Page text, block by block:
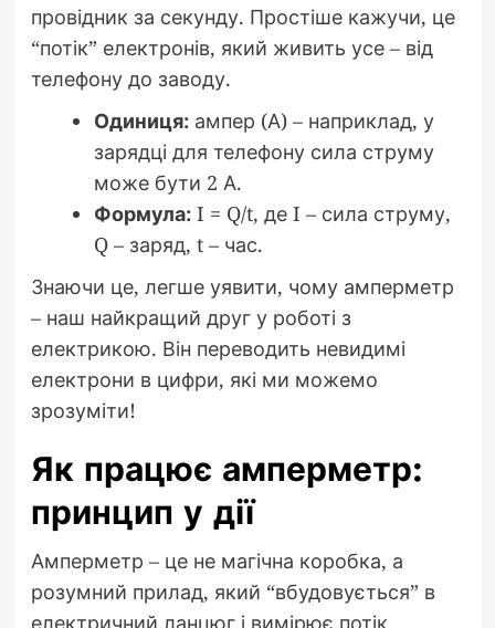
провідник за секунду. Простіше кажучи, це
“потік” електронів, який живить усе – від
телефону до заводу.
Одиниця:ампер (А) – наприклад, у
зарядці для телефону сила струму
може бути 2 А.
Формула:I = Q/t, де I – сила струму,
Q – заряд, t – час.
Знаючи це, легше уявити, чому амперметр
– наш найкращий друг у роботі з
електрикою. Він переводить невидимі
електрони в цифри, які ми можемо
зрозуміти!
Як працює амперметр:
принцип у дії
Амперметр – це не магічна коробка, а
розумний прилад, який “вбудовується” в
електричний ланцюг і вимірює потік